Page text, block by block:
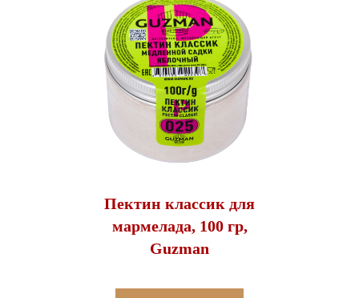
Пектин классик для
мармелада, 100 гр,
Guzman